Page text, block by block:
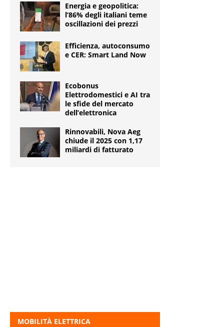
Energia e geopolitica:
l’86% degli italiani teme
oscillazioni dei prezzi
Efficienza, autoconsumo
e CER: Smart Land Now
Ecobonus
Elettrodomestici e AI tra
le sfide del mercato
dell’elettronica
Rinnovabili, Nova Aeg
chiude il 2025 con 1,17
miliardi di fatturato
MOBILITÀ ELETTRICA